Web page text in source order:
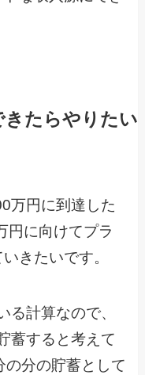
きたらやりたい
万円に到達した
円に向けてプラ
きたいです。
る計算なので、
蓄すると考えて
の分の貯蓄として